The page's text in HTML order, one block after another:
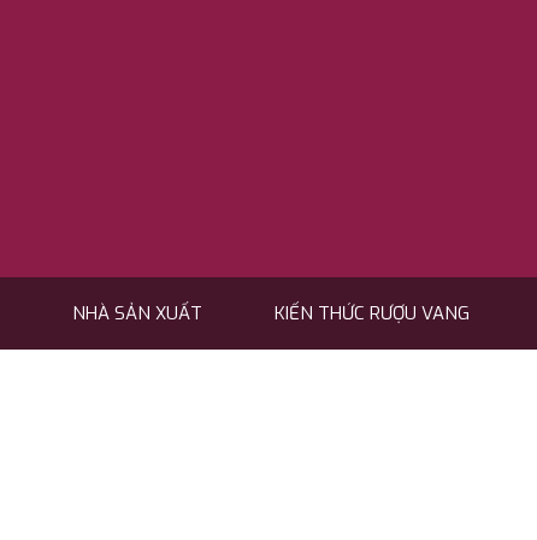
NHÀ SẢN XUẤT KIẾN THỨC RƯỢU VANG